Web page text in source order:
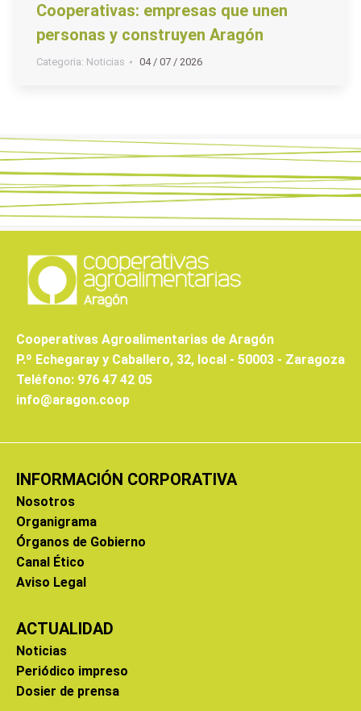
Cooperativas: empresas que unen
personas y construyen Aragón
Categoria: Noticias 04 / 07 / 2026
Cooperativas Agroalimentarias de Aragón
P.º Echegaray y Caballero, 32, local - 50003 - Zaragoza
Teléfono: 976 47 42 05
info@aragon.coop
INFORMACIÓN CORPORATIVA
Nosotros
Organigrama
Órganos de Gobierno
Canal Ético
Aviso Legal
ACTUALIDAD
Noticias
Periódico impreso
Dosier de prensa